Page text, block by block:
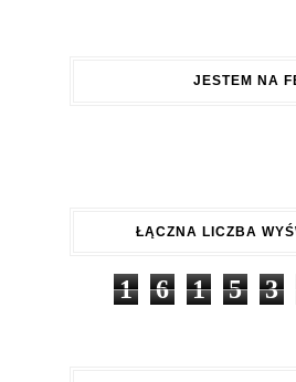
JESTEM NA
ŁĄCZNA LICZBA
1 6 1 5 3